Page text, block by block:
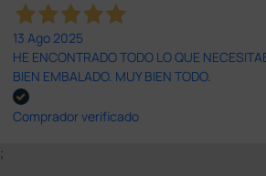
13 Ago 2025
HE ENCONTRADO TODO LO QUE
BIEN EMBALADO. MUY BIEN TODO.
Comprador verificado
;